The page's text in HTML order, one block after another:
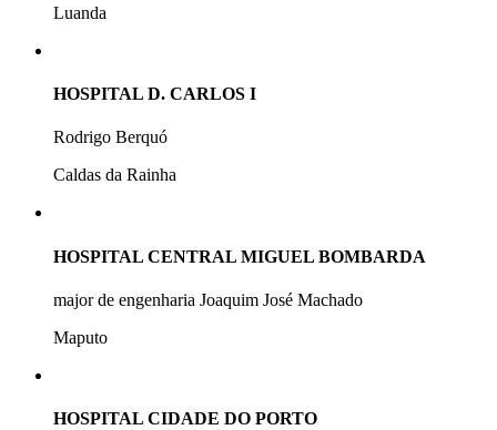
Luanda
HOSPITAL D. CARLOS I
Rodrigo Berquó
Caldas da Rainha
HOSPITAL CENTRAL MIGUEL BOMBARDA
major de engenharia Joaquim José Machado
Maputo
HOSPITAL CIDADE DO PORTO